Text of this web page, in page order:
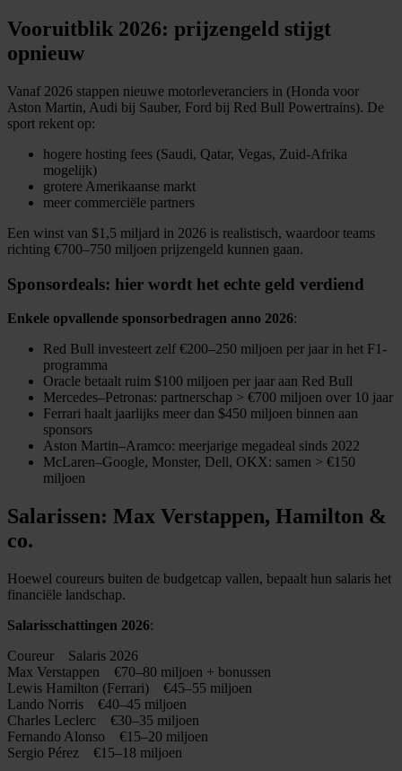
partners voor social media, adverteren en analyse. Deze
partners kunnen deze gegevens combineren met andere
verzameld op basis van uw gebruik van hun services.
Vooruitblik 2026: prijzengeld stijgt
opnieuw
Vanaf 2026 stappen nieuwe motorleveranciers in (Honda voor
Aston Martin, Audi bij Sauber, Ford bij Red Bull Powertrains). De
sport rekent op:
hogere hosting fees (Saudi, Qatar, Vegas, Zuid-Afrika
mogelijk)
grotere Amerikaanse markt
meer commerciële partners
Een winst van $1,5 miljard in 2026 is realistisch, waardoor teams
richting €700–750 miljoen prijzengeld kunnen gaan.
Sponsordeals: hier wordt het echte geld verdiend
Enkele opvallende sponsorbedragen anno 2026:
Red Bull investeert zelf €200–250 miljoen per jaar in het F1-
programma
Oracle betaalt ruim $100 miljoen per jaar aan Red Bull
Mercedes–Petronas: partnerschap > €700 miljoen over 10 jaar
Ferrari haalt jaarlijks meer dan $450 miljoen binnen aan
sponsors
Aston Martin–Aramco: meerjarige megadeal sinds 2022
McLaren–Google, Monster, Dell, OKX: samen > €150
miljoen
Salarissen: Max Verstappen, Hamilton &
co.
Hoewel coureurs buiten de budgetcap vallen, bepaalt hun salaris het
financiële landschap.
Salarisschattingen 2026:
Coureur Salaris 2026
Max Verstappen €70–80 miljoen + bonussen
Lewis Hamilton (Ferrari) €45–55 miljoen
Lando Norris €40–45 miljoen
Charles Leclerc €30–35 miljoen
Fernando Alonso €15–20 miljoen
Sergio Pérez €15–18 miljoen